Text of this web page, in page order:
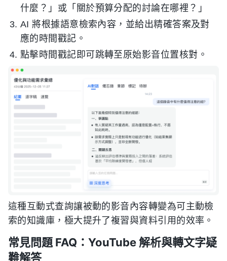
什麼？」或「關於預算分配的討論在哪裡？」
AI 將根據語意檢索內容，並給出精確答案及對
應的時間戳記。
點擊時間戳記即可跳轉至原始影音位置核對。
這種互動式查詢讓被動的影音內容轉變為可主動檢
索的知識庫，極大提升了複習與資料引用的效率。
常見問題 FAQ：YouTube 解析與轉文字疑
難解答